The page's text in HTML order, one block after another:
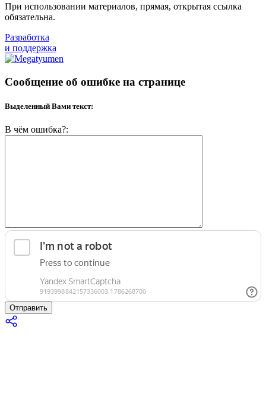
При использовании материалов, прямая, открытая ссылка
обязательна.
Разработка
и поддержка
Сообщение об ошибке на странице
Выделенный Вами текст:
В чём ошибка?:
Отправить